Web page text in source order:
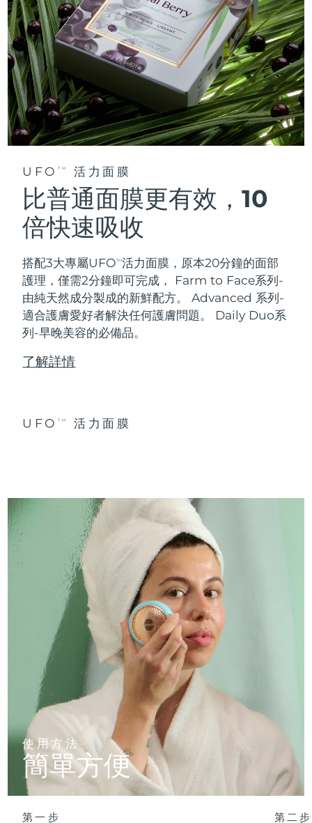
UFO TM 活力面膜
比普通面膜更有效，10
倍快速吸收
搭配3大專屬UFOTM活力面膜，原本20分鐘的面部
護理，僅需2分鐘即可完成，
Farm to Face系列-
由純天然成分製成的新鮮配方。 Advanced 系列-
適合護膚愛好者解決任何護膚問題。 Daily Duo系
列-早晚美容的必備品。
了解詳情
UFO TM 活力面膜
使用方法
簡單方便
第一步 第二步